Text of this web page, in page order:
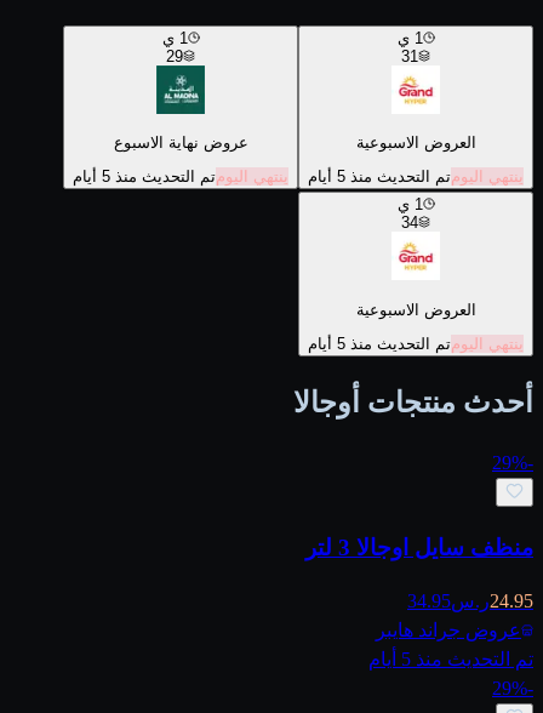
1 ي
31
العروض الاسبوعية
ينتهي اليومتم التحديث منذ 5 أيام
1 ي
29
عروض نهاية الاسبوع
ينتهي اليومتم التحديث منذ 5 أيام
1 ي
34
العروض الاسبوعية
ينتهي اليومتم التحديث منذ 5 أيام
أحدث منتجات أوجالا
-
29%
منظف سايل اوجالا 3 لتر
24.95ر.س34.95
عروض جراند هايبر
تم التحديث منذ 5 أيام
-
29%